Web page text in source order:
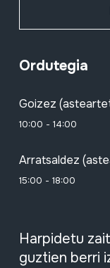
Ordutegia
Goizez
10:00 - 14:00
Arratsaldez
15:00 - 18:00
Harpidetu
guztien berri